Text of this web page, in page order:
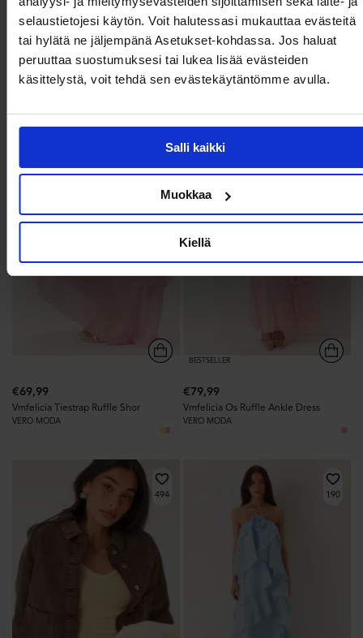
selaustietojesi käytön. Voit halutessasi mukauttaa evästeitä
tai hylätä ne jäljempänä Asetukset-kohdassa. Jos haluat
peruuttaa suostumuksesi tai lukea lisää evästeiden
käsittelystä, voit tehdä sen evästekäytäntömme avulla.
Salli kaikki
Muokkaa
Kiellä
Vmmaybe Ls Open Cardigan
VERO MODA
Vmfelicia Sl Ruffle Short Dres
VERO MODA
€69,99
Vmfelicia Tiestrap Ruffle Shor
VERO MODA
BESTSELLER
€79,99
Vmfelicia Os Ruffle Ankle Dress
VERO MODA
494 190